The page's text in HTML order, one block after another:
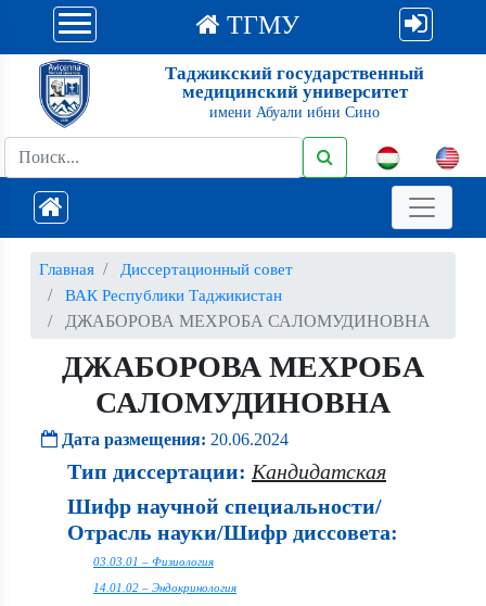
ТГМУ
Таджикский государственный
медицинский университет
имени Абуали ибни Сино
Главная
Диссертационный совет
ВАК Республики Таджикистан
ДЖАБОРОВА МЕХРОБА САЛОМУДИНОВНА
ДЖАБОРОВА МЕХРОБА
САЛОМУДИНОВНА
Дата размещения: 20.06.2024
Тип диссертации: Кандидатская
Шифр научной специальности/
Отрасль науки/Шифр диссовета:
03.03.01 – Физиология
14.01.02 – Эндокринология